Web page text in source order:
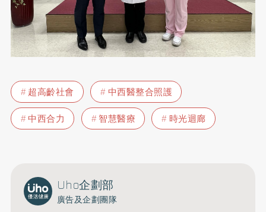
超高齡社會
中西醫整合照護
中西合力
智慧醫療 時光迴廊
Uho企劃部
廣告及企劃團隊